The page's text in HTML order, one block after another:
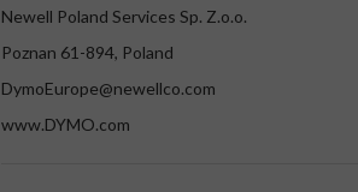
Newell Poland Services Sp. Z.o.o.
Poznan 61-894, Poland
DymoEurope@newellco.com
www.DYMO.com